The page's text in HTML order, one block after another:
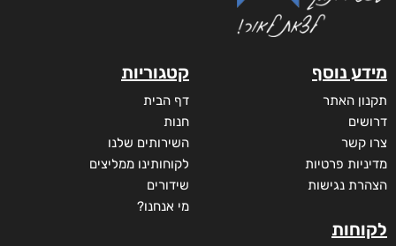
מידע נוסף
תקנון האתר
דרושים
צרו קשר
מדיניות פרטיות
הצהרת נגישות
לקוחות
קטגוריות
דף הבית
חנות
השירותים שלנו
לקוחותינו ממליצים
שידורים
מי אנחנו?